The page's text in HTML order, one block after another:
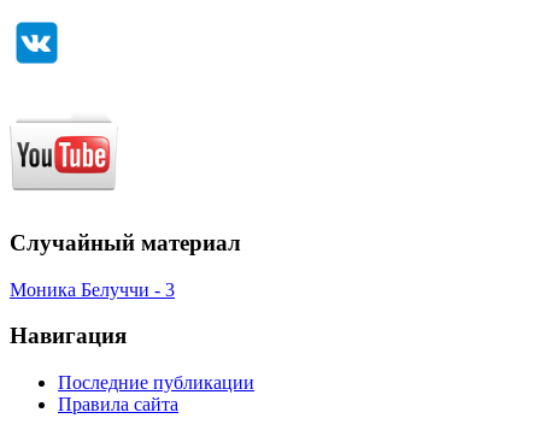
Случайный материал
Моника Белуччи - 3
Навигация
Последние публикации
Правила сайта